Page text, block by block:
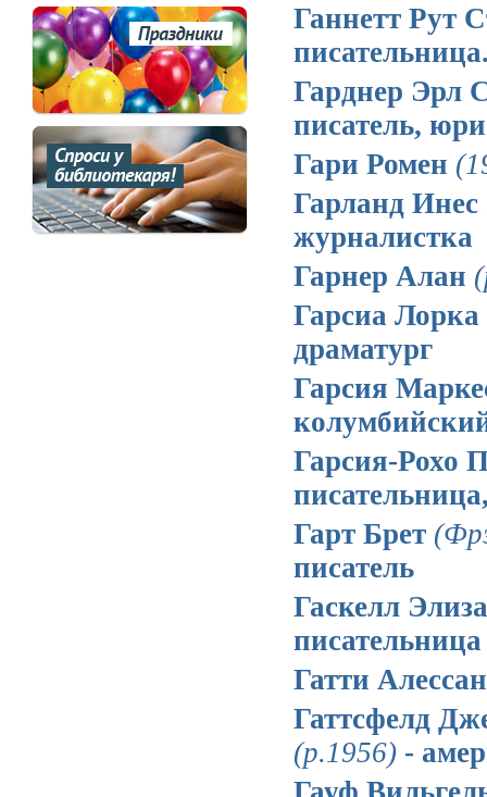
Ганнетт Рут
Гарднер Эрл
писатель,
Гари Ромен
Гарланд Инес
журналистка
Гарнер Алан
Гарсиа
драматург
Гарсия
Гарсия-Рохо
Гарт Брет
писатель
Гаскелл
писательница
Гатти
Гаттсфелд
(р.1956) -